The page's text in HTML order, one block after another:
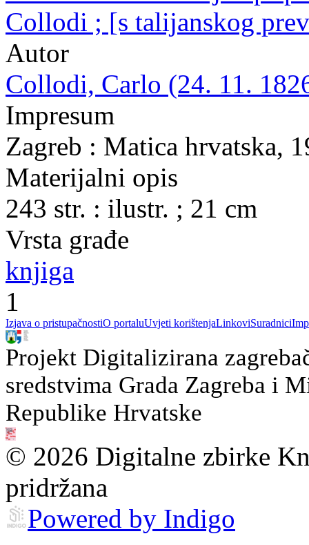
Collodi ; [s talijanskog
Autor
Collodi, Carlo (24. 11.
Impresum
Zagreb : Matica hrvatska,
Materijalni opis
243 str. : ilustr. ; 21 cm
Vrsta građe
knjiga
1
Izjava o pristupačnostiO portaluUvjeti korištenjaLinkoviSuradnici
Projekt Digitalizirana
sredstvima Grada Zagreba i
Republike Hrvatske
© 2026 Digitalne zbirke
pridržana
Powered by Indigo